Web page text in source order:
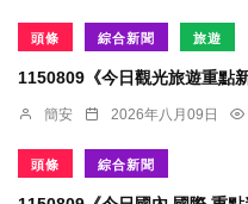
頭條 綜合新聞 旅遊
1150809《今日觀光旅遊重點
簡安 2026年八月09日
頭條 綜合新聞